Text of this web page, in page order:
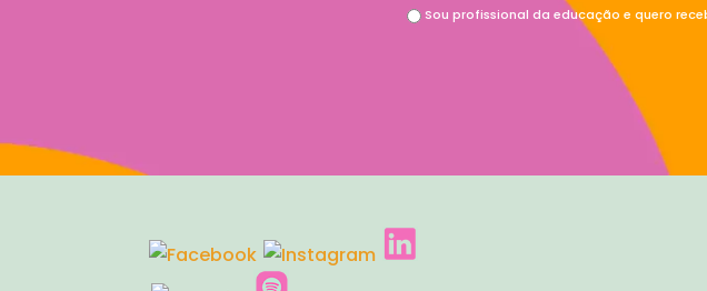
Sou profissional da educação e quero